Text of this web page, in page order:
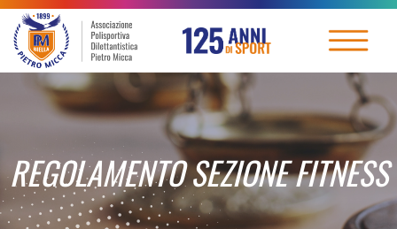
REGOLAMENTO SEZIONE FITNESS